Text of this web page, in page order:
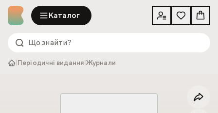
Каталог
Періодичні видання |Журнали